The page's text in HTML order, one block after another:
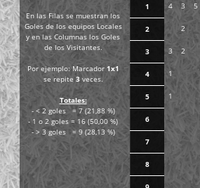
En las Filas se muestran los
Goles de los equipos Locales
y en las Columnas los Goles
de los Visitantes.
Por ejemplo: Marcador 1x1
se repite 3veces.
Totales:
- < 2 goles = 7 (21,88 %)
- 1 o 2 goles = 16 (50,00 %)
- > 3 goles = 9 (28,13 %)
1 4 3 5
2 2
3 3 2
4 1
5 1
6
7
8